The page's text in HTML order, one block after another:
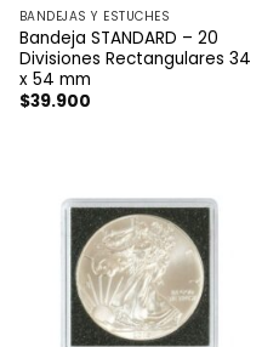
BANDEJAS Y ESTUCHES
Bandeja STANDARD – 20
Divisiones Rectangulares 34
x 54 mm
$39.900